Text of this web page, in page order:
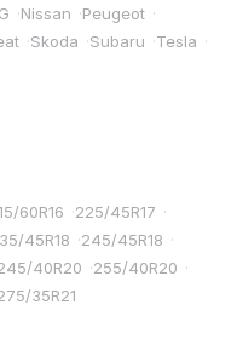
·Nissan ·Peugeot ·
·Skoda ·Subaru ·Tesla ·
60R16 ·225/45R17 ·
45R18 ·245/45R18 ·
40R20 ·255/40R20 ·
35R21